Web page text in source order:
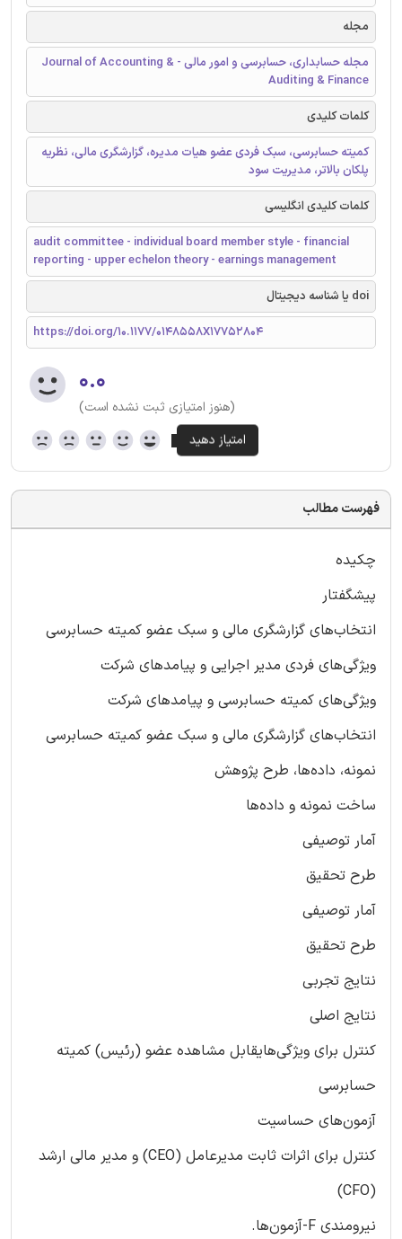
مجله
مجله حسابداری، حسابرسی و امور مالی - Journal of Accounting &
Auditing & Finance
کلمات کلیدی
کمیته حسابرسی، سبک فردی عضو هیات مدیره، گزارشگری مالی، نظریه
پلکان بالاتر، مدیریت سود
کلمات کلیدی انگلیسی
audit committee - individual board member style - financial
reporting - upper echelon theory - earnings management
doi یا شناسه دیجیتال
https://doi.org/10.1177/0148558X17752804
۰.۰
(هنوز امتیازی ثبت نشده است)
فهرست مطالب
چکیده
پیشگفتار
انتخاب‌های گزارشگری مالی و سبک عضو کمیته حسابرسی
ویژگی‌های فردی مدیر اجرایی و پیامدهای شرکت
ویژگی‌های کمیته حسابرسی و پیامدهای شرکت
انتخاب‌های گزارشگری مالی و سبک عضو کمیته حسابرسی
نمونه، داده‌ها، طرح پژوهش
ساخت نمونه و داده‌ها
آمار توصیفی
طرح تحقیق
آمار توصیفی
طرح تحقیق
نتایج تجربی
نتایج اصلی
کنترل برای ویژگی‌هایقابل مشاهده عضو (رئیس) کمیته
حسابرسی
آزمون‌های حساسیت
کنترل برای اثرات ثابت مدیرعامل (CEO) و مدیر مالی ارشد
(CFO)
نیرومندی F-آزمون‌ها.